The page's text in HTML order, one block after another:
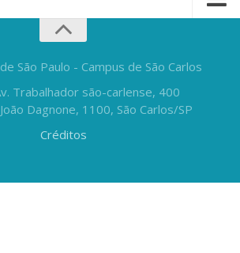
São Paulo - Campus de São Carlos
Trabalhador são-carlense, 400
Dagnone, 1100, São Carlos/SP
Créditos